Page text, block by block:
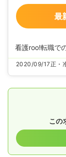
最
看護roo!転職で
2020/09/17正・
この